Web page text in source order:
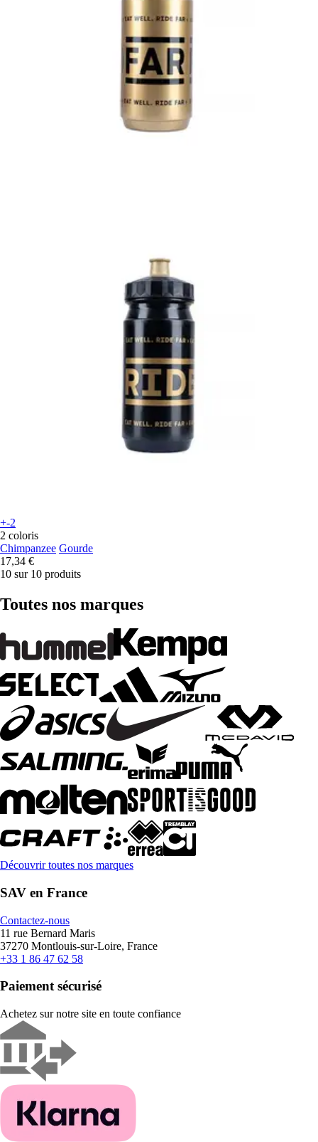
+-2
2 coloris
Chimpanzee Gourde
17,34 €
10 sur 10 produits
Toutes nos marques
Découvrir toutes nos marques
SAV en France
Contactez-nous
11 rue Bernard Maris
37270 Montlouis-sur-Loire, France
+33 1 86 47 62 58
Paiement sécurisé
Achetez sur notre site en toute confiance